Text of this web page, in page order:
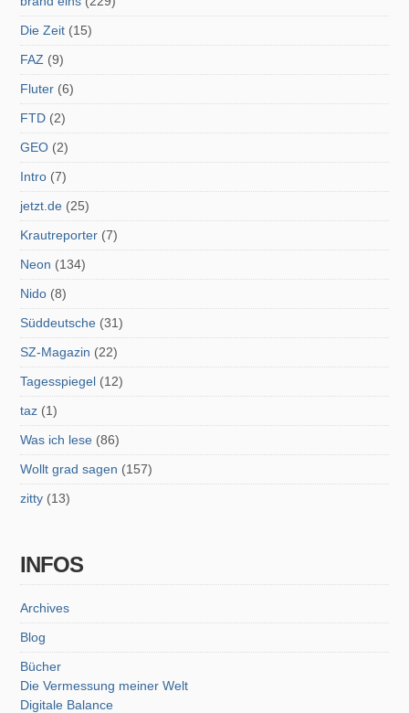
Die Zeit (15)
FAZ (9)
Fluter (6)
FTD (2)
GEO (2)
Intro (7)
jetzt.de (25)
Krautreporter (7)
Neon (134)
Nido (8)
Süddeutsche (31)
SZ-Magazin (22)
Tagesspiegel (12)
taz (1)
Was ich lese (86)
Wollt grad sagen (157)
zitty (13)
INFOS
Archives
Blog
Bücher
Die Vermessung meiner Welt
Digitale Balance